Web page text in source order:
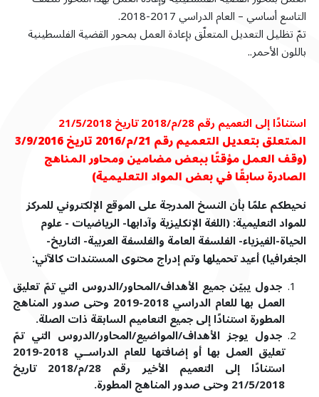
التاسع أساسي – العام الدراسي 2017-2018.
تمّ تظليل التعديل المتعلّق بإعادة العمل بمحور القضية الفلسطينية
باللون الأحمر..
استنادًا إلى التعميم رقم 28/م/2018 تاريخ 21/5/2018
المتعلق بتعديل التعميم رقم 21/م/2016 تاريخ 3/9/2016
(وقف العمل مؤقتًا ببعض مضامين ومحاور المناهج
الصادرة سابقًا في بعض المواد التعليمية)
نحيطكم علمًا بأنالنسخالمدرجة على الموقع الإلكتروني للمركز
للموادالتعليمية:(اللغة الإنكليزية وآدابها- الرياضيات - علوم
الحياة-الفيزياء- الفلسفة العامة والفلسفة العربية- التاريخ-
الجغرافيا)أعيد تحميلها وتم إدراج محتوى المستندات كالآتي:
جدول يبيّن جميع الأهداف/المحاور/الدروس التي تمّ تعليق
العمل بها للعام الدراسي 2018-2019 وحتى صدور المناهج
المطورة استنادًا إلى جميع التعاميم السابقة ذات الصلة.
جدول يوجز الأهداف/المواضيع/المحاور/الدروس التي تمّ
تعليق العمل بها أو إضافتها للعام الدراســي 2018-2019
استنادًا إلى التعميم الأخير رقم 28/م/2018 تاريخ
21/5/2018 وحتى صدور المناهج المطورة.